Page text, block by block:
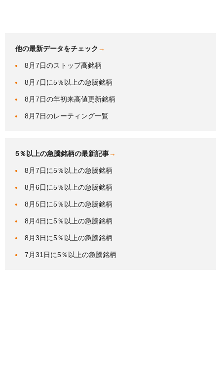
他の最新データをチェック →
8月7日のストップ高銘柄
8月7日に5％以上の急騰銘柄
8月7日の年初来高値更新銘柄
8月7日のレーティング一覧
5％以上の急騰銘柄の最新記事→
8月7日に5％以上の急騰銘柄
8月6日に5％以上の急騰銘柄
8月5日に5％以上の急騰銘柄
8月4日に5％以上の急騰銘柄
8月3日に5％以上の急騰銘柄
7月31日に5％以上の急騰銘柄